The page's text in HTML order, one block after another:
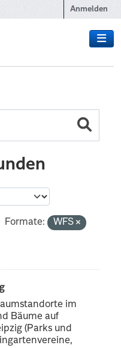
Anmelden
Formate: WFS
im
Bäume auf
(Parks und